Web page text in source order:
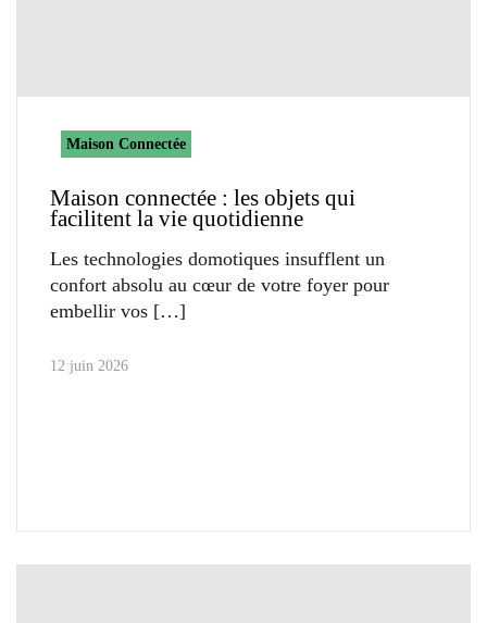
Maison Connectée
Maison connectée : les objets qui
facilitent la vie quotidienne
Les technologies domotiques insufflent un
confort absolu au cœur de votre foyer pour
embellir vos
12 juin 2026